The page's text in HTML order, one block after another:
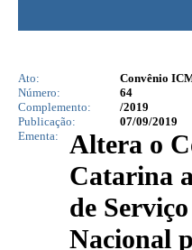
Ato:
Convênio
Número:
64
Complemento:
/2019
Publicação:
07/09/2019
Ementa:
Altera o
Catarina
de
Nacional